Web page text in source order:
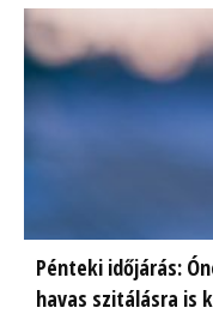
Pénteki időjárás:
havas szitálásra is